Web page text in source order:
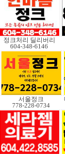
정크처리 딜리버리
604-348-6146
서울정크
778-228-0734